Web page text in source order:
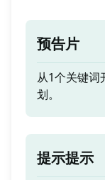
预告片
从1个关键词
划。
提示提示